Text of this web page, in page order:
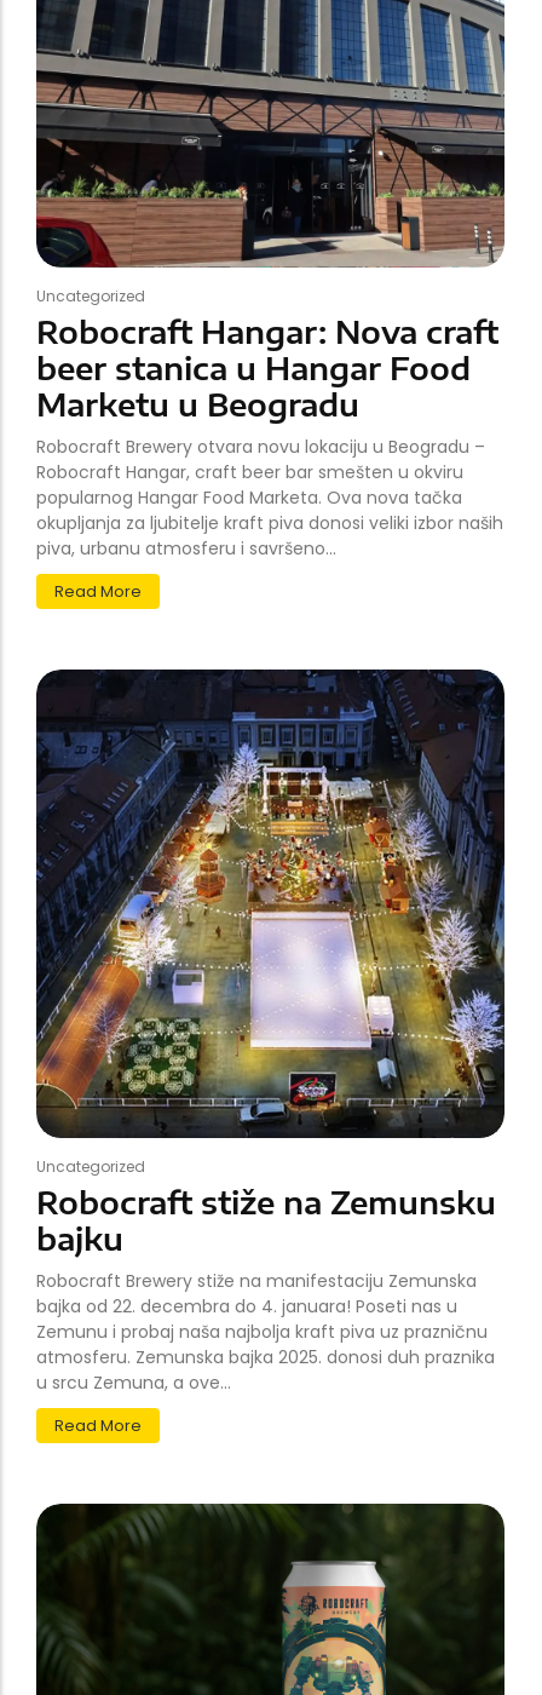
Uncategorized
Robocraft Hangar: Nova craft
beer stanica u Hangar Food
Marketu u Beogradu
Robocraft Brewery otvara novu lokaciju u Beogradu –
Robocraft Hangar, craft beer bar smešten u okviru
popularnog Hangar Food Marketa. Ova nova tačka
okupljanja za ljubitelje kraft piva donosi veliki izbor naših
piva, urbanu atmosferu i savršeno...
Read More
Uncategorized
Robocraft stiže na Zemunsku
bajku
Robocraft Brewery stiže na manifestaciju Zemunska
bajka od 22. decembra do 4. januara! Poseti nas u
Zemunu i probaj naša najbolja kraft piva uz prazničnu
atmosferu. Zemunska bajka 2025. donosi duh praznika
u srcu Zemuna, a ove...
Read More